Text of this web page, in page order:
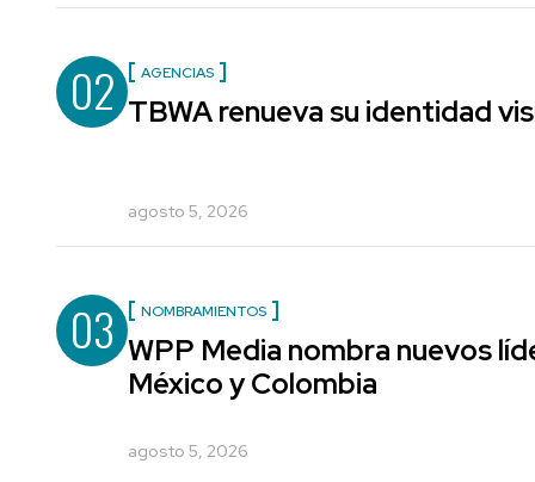
02 AGENCIAS
TBWA renueva su identidad
agosto 5, 2026
03 NOMBRAMIENTOS
WPP Media nombra nuevos
México y Colombia
agosto 5, 2026